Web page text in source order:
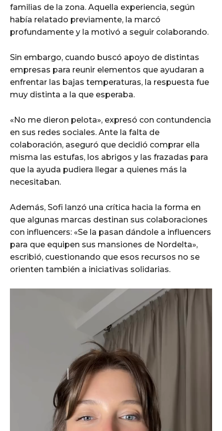
familias de la zona. Aquella experiencia, según
había relatado previamente, la marcó
profundamente y la motivó a seguir colaborando.
Sin embargo, cuando buscó apoyo de distintas
empresas para reunir elementos que ayudaran a
enfrentar las bajas temperaturas, la respuesta fue
muy distinta a la que esperaba.
«No me dieron pelota», expresó con contundencia
en sus redes sociales. Ante la falta de
colaboración, aseguró que decidió comprar ella
misma las estufas, los abrigos y las frazadas para
que la ayuda pudiera llegar a quienes más la
necesitaban.
Además, Sofi lanzó una crítica hacia la forma en
que algunas marcas destinan sus colaboraciones
con influencers: «Se la pasan dándole a influencers
para que equipen sus mansiones de Nordelta»,
escribió, cuestionando que esos recursos no se
orienten también a iniciativas solidarias.